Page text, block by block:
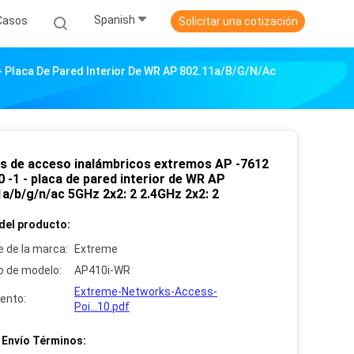
Spanish Solicitar una cotización
De Pared Interior De WR AP 802.11a/b/g/n/ac
de acceso inalámbricos extremos AP -7612
-1 - placa de pared interior de WR AP
b/g/n/ac 5GHz 2x2: 2 2.4GHz 2x2: 2
producto:
de la marca:
Extreme
de modelo:
AP410i-WR
Extreme-Networks-Access-
Poi...10.pdf
Términos: